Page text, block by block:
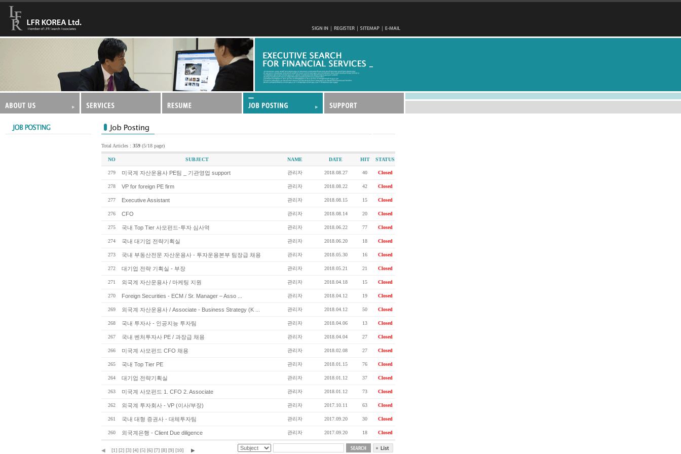
Total Articles : 359 (5/18 page)
NO SUBJECT NAME DATE HIT STATUS
279 미국계 자산운용사 PE팀 _ 기관영업 support 관리자 2018.08.27 40 Closed
278 VP for foreign PE firm 관리자 2018.08.22 42 Closed
277 Executive Assistant 관리자 2018.08.15 15 Closed
276 CFO 관리자 2018.08.14 20 Closed
275 국내 Top Tier 사모펀드-투자 심사역 관리자 2018.06.22 77 Closed
274 국내 대기업 전략기획실 관리자 2018.06.20 18 Closed
273 국내 부동산전문 자산운용사 - 투자운용본부 팀장급 채용 관리자 2018.05.30 16 Closed
272 대기업 전략 기획실 - 부장 관리자 2018.05.21 21 Closed
271 외국계 자산운용사 / 마케팅 지원 관리자 2018.04.18 15 Closed
270 Foreign Securities - ECM / Sr. Manager – Asso ... 관리자 2018.04.12 19 Closed
269 외국계 자산운용사 / Associate - Business Strategy (K ... 관리자 2018.04.12 50 Closed
268 국내 투자사 - 인공지능 투자팀 관리자 2018.04.06 13 Closed
267 국내 벤처투자사 PE / 과장급 채용 관리자 2018.04.04 27 Closed
266 미국계 사모펀드 CFO 채용 관리자 2018.02.08 27 Closed
265 국내 Top Tier PE 관리자 2018.01.15 76 Closed
264 대기업 전략기획실 관리자 2018.01.12 37 Closed
263 미국계 사모펀드 1. CFO 2. Associate 관리자 2018.01.12 73 Closed
262 외국계 투자회사 - VP (이사/부장) 관리자 2017.10.11 63 Closed
261 국내 대형 증권사 - 대체투자팀 관리자 2017.09.20 30 Closed
260 외국계은행 - Client Due diligence 관리자 2017.09.20 18 Closed
◀ [1] [2] [3] [4] [5] [6] [7] [8] [9] [10] ▶